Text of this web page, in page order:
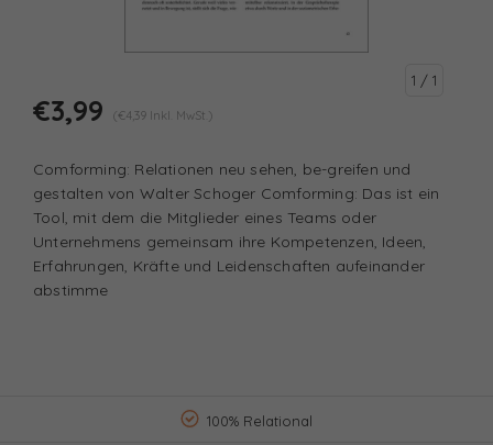
1 / 1
€3,99 (€4,39 Inkl. MwSt.)
Comforming: Relationen neu sehen, be-greifen und
gestalten von Walter Schoger Comforming: Das ist ein
Tool, mit dem die Mitglieder eines Teams oder
Unternehmens gemeinsam ihre Kompetenzen, Ideen,
Erfahrungen, Kräfte und Leidenschaften aufeinander
abstimme
100% Relational